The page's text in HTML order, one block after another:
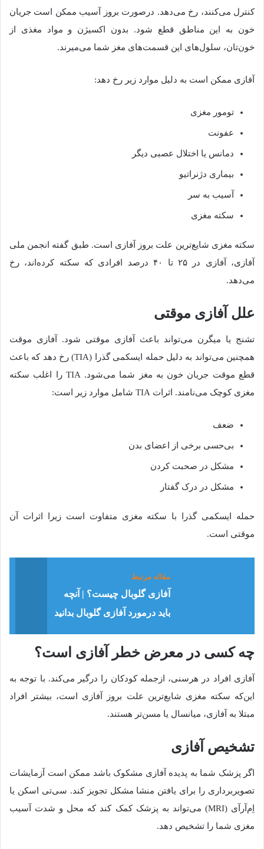
کنترل می‌کنند، رخ می‌دهد. درصورت بروز آسیب ممکن است جریان
خون به این مناطق قطع شود. بدون اکسیژن و مواد مغذی از
خون‌تان، سلول‌های این قسمت‌های مغز شما می‌میرند.
آفازی ممکن است به دلیل موارد زیر رخ دهد:
تومور مغزی
عفونت
دمانس یا اختلال عصبی دیگر
بیماری دژنراتیو
آسیب به سر
سکته مغزی
سکته مغزی شایع‌ترین علت بروز آفازی است. طبق گفته انجمن ملی
آفازی، آفازی در ۲۵ تا ۴۰ درصد افرادی که سکته کرده‌اند، رخ
می‌دهد.
علل آفازی موقتی
تشنج یا میگرن می‌تواند باعث آفازی موقتی شود. آفازی موقت
همچنین می‌تواند به دلیل حمله ایسکمی گذرا (TIA) رخ دهد که باعث
قطع موقت جریان خون به مغز شما می‌شود. TIA را اغلب سکته
مغزی کوچک می‌نامند. اثرات TIA شامل موارد زیر است:
ضعف
بی‌حسی برخی از اعضای بدن
مشکل در صحبت کردن
مشکل در درک گفتار
حمله ایسکمی گذرا با سکته مغزی متفاوت است زیرا اثرات آن
موقتی است.
مقاله مرتبط
آفازی گلوبال چیست؟ | آنچه
باید درمورد آفازی گلوبال بدانید
چه کسی در معرض خطر آفازی است؟
آفازی افراد در هرسنی، ازجمله کودکان را درگیر می‌کند. با توجه به
این‌که سكته مغزی شايع‌ترين علت بروز آفازی است، بیشتر افراد
مبتلا به آفازی، ميانسال يا مسن‌تر هستند.
تشخیص آفازی
اگر پزشک شما به پدیده آفازی مشکوک باشد ممکن است آزمایشات
تصویربرداری را برای یافتن منشا مشکل تجویز کند. سی‌تی‌ اسکن یا
اِم‌آرآی (MRI) می‌تواند به پزشک کمک کند که محل و شدت آسیب
مغزی شما را تشخیص دهد.